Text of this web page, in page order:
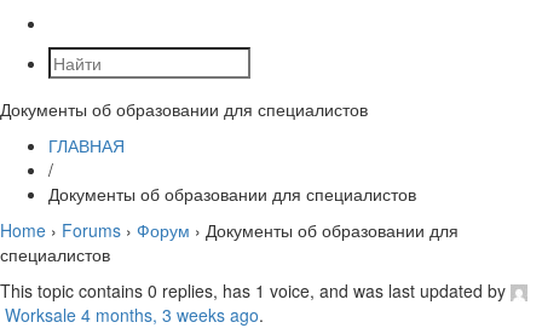
Документы об образовании для специалистов
ГЛАВНАЯ
/
Документы об образовании для специалистов
Home › Forums › Форум › Документы об образовании для
специалистов
This topic contains 0 replies, has 1 voice, and was last updated by
Worksale 4 months, 3 weeks ago.